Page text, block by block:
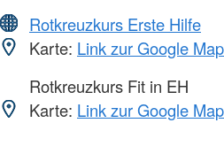
Rotkreuzkurs Erste Hilfe
Karte: Link zur Google
Rotkreuzkurs Fit in EH
Karte: Link zur Google